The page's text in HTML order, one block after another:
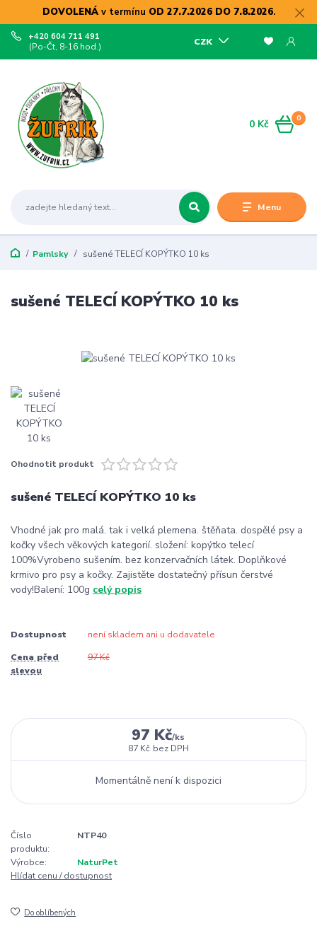
DOVOLENÁv termínu OD 27.7.2026 DO 7.8.2026.
Menu
CZK
+420 604 711 491
(Po-Čt, 8-16 hod.)
0
0 Kč
Pamlsky sušené TELECÍ KOPÝTKO 10 ks
sušené TELECÍ KOPÝTKO 10 ks
Ohodnotit produkt
sušené TELECÍ KOPÝTKO 10 ks
Vhodné jak pro malá. tak i velká plemena. štěňata. dospělé psy a
kočky všech věkových kategorií. složení: kopýtko telecí
100%Vyrobeno sušením. bez konzervačních látek. Doplňkové
krmivo pro psy a kočky. Zajistěte dostatečný přísun čerstvé
vody!Balení: 100g celý popis
Dostupnost není skladem ani u dodavatele
Cena před
slevou
97 Kč
97 Kč/ks
87 Kč bez DPH
Momentálně není k dispozici
Číslo
produktu:
NTP40
Výrobce:
NaturPet
Hlídat cenu / dostupnost
Do oblíbených